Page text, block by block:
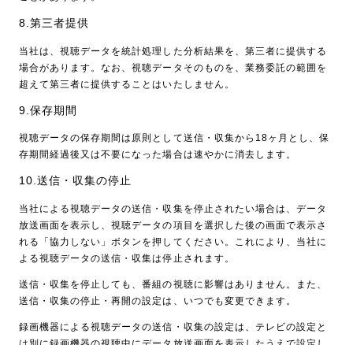
8.第三者提供
当社は、視聴データを統計処理した分析結果を、第三者に提供する
場合があります。なお、視聴データそのものを、業務委託の範囲を
超えて第三者に提供することはいたしません。
9.保存期間
視聴データの保存期間は原則として送信・収集から18ヶ月とし、保
存期間経過後又は不要になった場合は速やかに消去します。
10.送信・収集の停止
当社による視聴データの送信・収集を停止されたい場合は、データ
放送画面を表示し、視聴データの項目を選択した後の画面で表示さ
れる「協力しない」ボタンを押してください。これにより、当社に
よる視聴データの送信・収集は停止されます。
送信・収集を停止しても、番組の視聴に影響はありません。また、
送信・収集の停止・再開の設定は、いつでも変更できます。
録画機器による視聴データの送信・収集の設定は、テレビの設定と